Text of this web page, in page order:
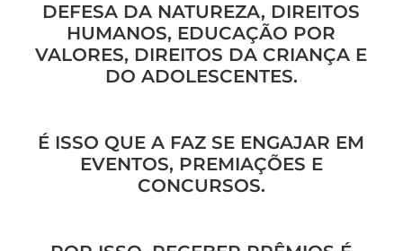
DEFESA DA NATUREZA, DIREITOS
HUMANOS, EDUCAÇÃO POR
VALORES, DIREITOS DA CRIANÇA E
DO ADOLESCENTES.
É ISSO QUE A FAZ SE ENGAJAR EM
EVENTOS, PREMIAÇÕES E
CONCURSOS.